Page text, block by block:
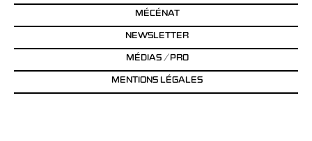
MÉCÉNAT
NEWSLETTER
MÉDIAS / PRO
MENTIONS LÉGALES